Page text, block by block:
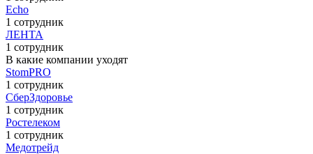
Echo
1 сотрудник
ЛЕНТА
1 сотрудник
В какие компании уходят
StomPRO
1 сотрудник
СберЗдоровье
1 сотрудник
Ростелеком
1 сотрудник
Медотрейд